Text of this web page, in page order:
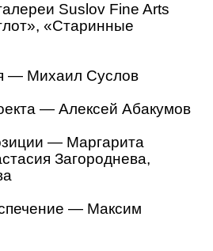
Suslov Fine Arts
«Старинные
— Михаил Суслов
— Алексей Абакумов
— Маргарита
Загороднева,
— Максим